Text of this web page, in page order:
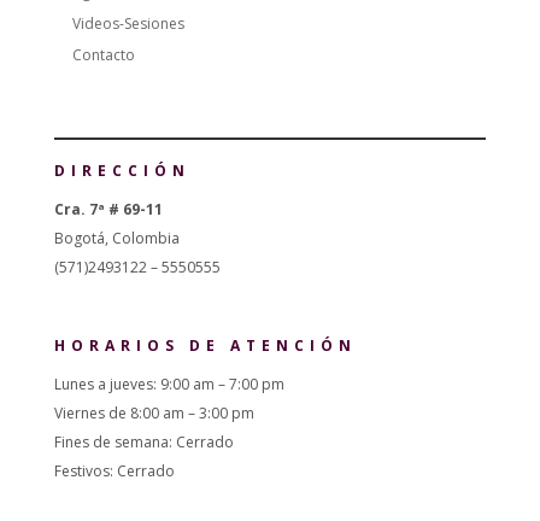
Videos-Sesiones
Contacto
DIRECCIÓN
Cra. 7ª # 69-11
Bogotá, Colombia
(571)2493122 – 5550555
HORARIOS DE ATENCIÓN
Lunes a jueves: 9:00 am – 7:00 pm
Viernes de 8:00 am – 3:00 pm
Fines de semana: Cerrado
Festivos: Cerrado